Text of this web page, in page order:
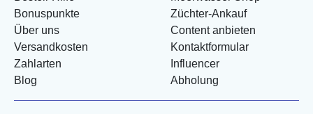
Bonuspunkte
Über uns
Versandkosten
Zahlarten
Blog
Züchter-Ankauf
Content anbieten
Kontaktformular
Influencer
Abholung